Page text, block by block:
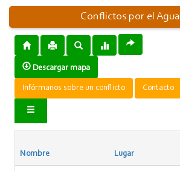
Conflictos por el Agua
Descargar mapa
Infórmanos sobre un conflicto Contacto
Nombre Lugar